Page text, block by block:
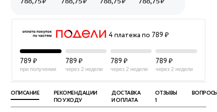
4 платежа по 789 ₽
789 ₽
при получении
789 ₽
через 2 недели
789 ₽
через 2 недели
789 ₽
через 2 недели
ОПИСАНИЕ
РЕКОМЕНДАЦИИ
ПО УХОДУ
ДОСТАВКА
И ОПЛАТА
ОТЗЫВЫ
1